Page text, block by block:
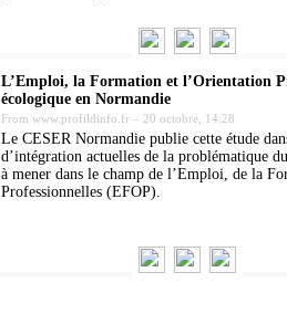
L’Emploi, la Formation et l’Orientation
écologique en Normandie
From www.profildinfo.fr – 20 octobre, 14:28
Le CESER Normandie publie cette étude
d’intégration actuelles de la problématique
à mener dans le champ de l’Emploi, de la
Professionnelles (EFOP).